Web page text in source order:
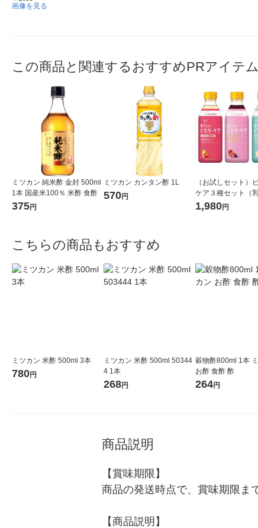
画像を見る
この商品と関連するおすすめPRアイテム
ミツカン 純米酢 金封 500ml
1本 国産米100％ 米酢 食酢
375円
ミツカン カンタン酢 1L
570円
（お試しセット）
ケア３種セット（乳
りんご・セラミド＆
ろ・GABA＆ヨーグ
1,980円
こちらの商品もおすすめ
ミツカン 米酢 500ml 3本
780円
ミツカン 米酢 500ml 50344
4 1本
268円
穀物酢800ml 1本
お酢 食酢 酢
264円
商品説明
【賞味期限】
商品の発送時点で、賞味期限ま
【商品説明】